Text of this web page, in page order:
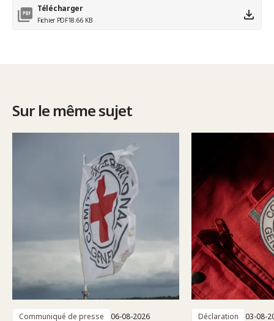
Télécharger
Fichier PDF18.66 KB
Sur le même sujet
Communiqué de presse 06-08-2026 Déclaration 03-08-